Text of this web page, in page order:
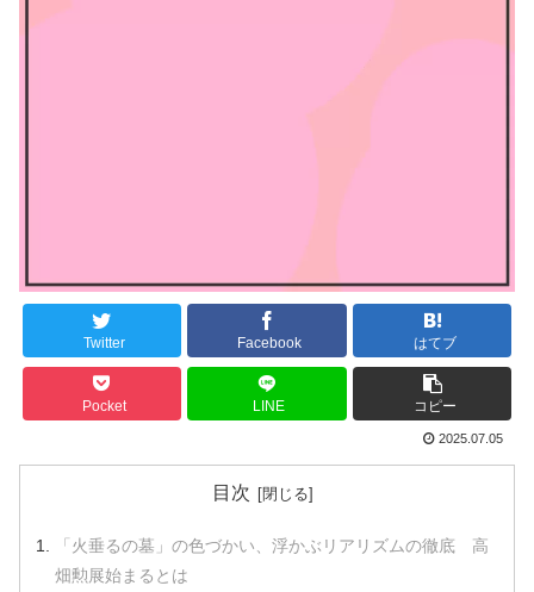
Twitter Facebook はてブ
Pocket LINE コピー
2025.07.05
目次
「火垂るの墓」の色づかい、浮かぶリアリズムの徹底 高
畑勲展始まるとは